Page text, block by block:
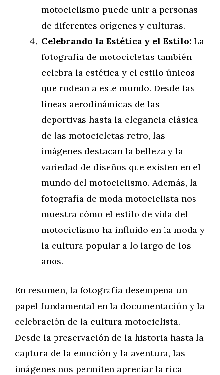
motociclismo puede unir a personas
de diferentes orígenes y culturas.
Celebrando la Estética y el Estilo: La
fotografía de motocicletas también
celebra la estética y el estilo únicos
que rodean a este mundo. Desde las
líneas aerodinámicas de las
deportivas hasta la elegancia clásica
de las motocicletas retro, las
imágenes destacan la belleza y la
variedad de diseños que existen en el
mundo del motociclismo. Además, la
fotografía de moda motociclista nos
muestra cómo el estilo de vida del
motociclismo ha influido en la moda y
la cultura popular a lo largo de los
años.
En resumen, la fotografía desempeña un
papel fundamental en la documentación y la
celebración de la cultura motociclista.
Desde la preservación de la historia hasta la
captura de la emoción y la aventura, las
imágenes nos permiten apreciar la rica